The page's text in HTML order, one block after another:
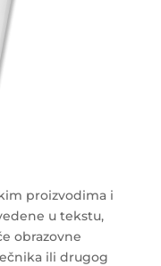
proizvodima i
u tekstu,
obrazovne
ili drugog